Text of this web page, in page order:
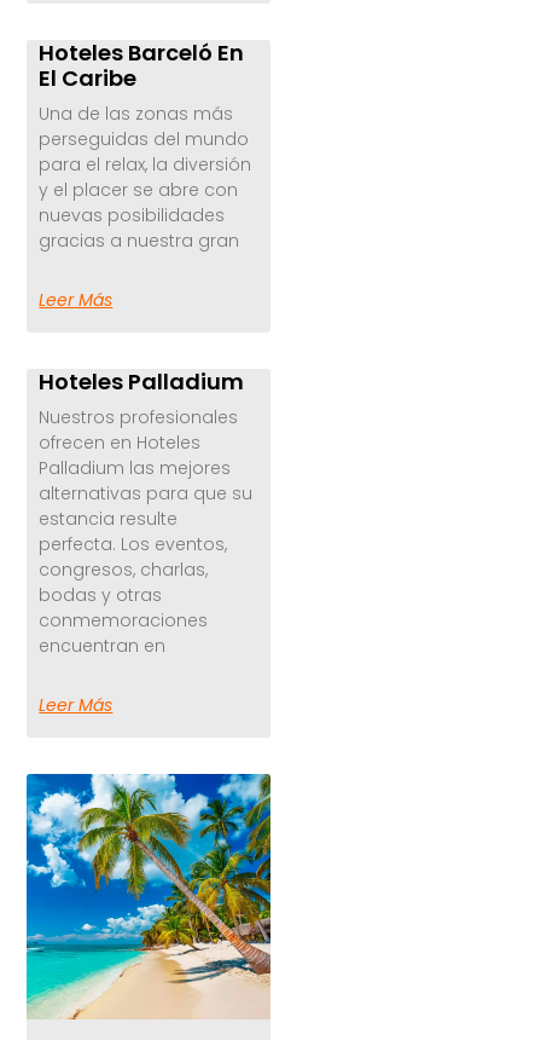
Hoteles Barceló En
El Caribe
Una de las zonas más
perseguidas del mundo
para el relax, la diversión
y el placer se abre con
nuevas posibilidades
gracias a nuestra gran
Leer Más
Hoteles Palladium
Nuestros profesionales
ofrecen en Hoteles
Palladium las mejores
alternativas para que su
estancia resulte
perfecta. Los eventos,
congresos, charlas,
bodas y otras
conmemoraciones
encuentran en
Leer Más